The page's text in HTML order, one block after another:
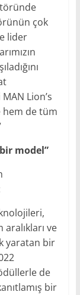
çok
lider
Lion’s
hem de tüm
model”
ve
yaratan bir
de
bir